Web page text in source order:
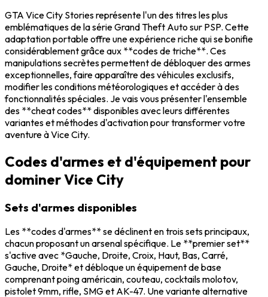
GTA Vice City Stories représente l'un des titres les plus
emblématiques de la série Grand Theft Auto sur PSP. Cette
adaptation portable offre une expérience riche qui se bonifie
considérablement grâce aux **codes de triche**. Ces
manipulations secrètes permettent de débloquer des armes
exceptionnelles, faire apparaître des véhicules exclusifs,
modifier les conditions météorologiques et accéder à des
fonctionnalités spéciales. Je vais vous présenter l'ensemble
des **cheat codes** disponibles avec leurs différentes
variantes et méthodes d'activation pour transformer votre
aventure à Vice City.
Codes d'armes et d'équipement pour
dominer Vice City
Sets d'armes disponibles
Les **codes d'armes** se déclinent en trois sets principaux,
chacun proposant un arsenal spécifique. Le **premier set**
s'active avec *Gauche, Droite, Croix, Haut, Bas, Carré,
Gauche, Droite* et débloque un équipement de base
comprenant poing américain, couteau, cocktails molotov,
pistolet 9mm, rifle, SMG et AK-47. Une variante alternative